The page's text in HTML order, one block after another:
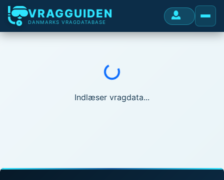
VRAGGUIDEN
DANMARKS VRAGDATABASE
Indlæser...
Indlæser vragdata...